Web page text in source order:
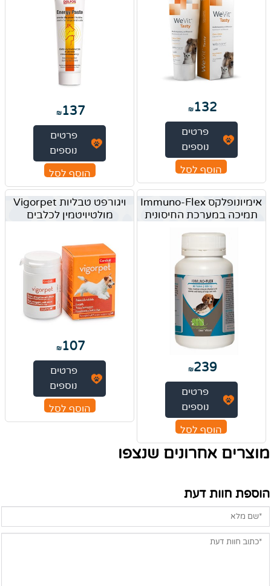
₪132
פרטים
נוספים
הוסף לסל
₪137
פרטים
נוספים
הוסף לסל
אימיונופלקס Immuno-Flex
תמיכה במערכת החיסונית
₪239
פרטים
נוספים
הוסף לסל
ויגורפט טבליות Vigorpet
מולטיויטמין לכלבים
₪107
פרטים
נוספים
הוסף לסל
מוצרים אחרונים שנצפו
הוספת חוות דעת